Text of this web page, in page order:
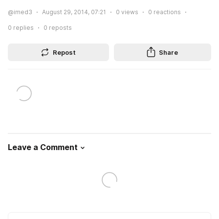
@imed3 August 29, 2014, 07:21 0 views 0 reactions
0 replies 0 reposts
Repost Share
Leave a Comment